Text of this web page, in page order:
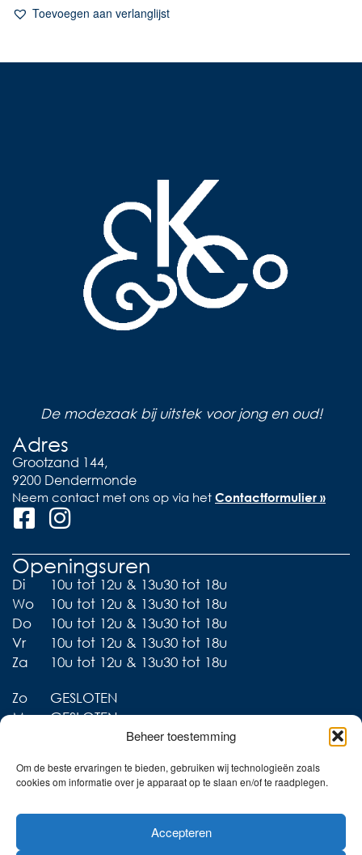
Beheer toestemming
Om de beste ervaringen te bieden, gebruiken wij technologieën zoals
cookies om informatie over je apparaat op te slaan en/of te raadplegen.
Accepteren
Toevoegen aan verlanglijst
De modezaak bij uitstek voor jong en oud!
Adres
Grootzand 144,
9200 Dendermonde
Neem contact met ons op via het Contactformulier »
Openingsuren
Di
10u tot 12u & 13u30 tot 18u
Wo
10u tot 12u & 13u30 tot 18u
Do
10u tot 12u & 13u30 tot 18u
Vr
10u tot 12u & 13u30 tot 18u
Za
10u tot 12u & 13u30 tot 18u
Zo
GESLOTEN
Ma
GESLOTEN
Liever thuis shoppen?
Ontdek onze collecties in